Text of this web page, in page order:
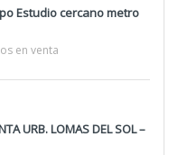
Estudio cercano metro
en venta
URB. LOMAS DEL SOL –